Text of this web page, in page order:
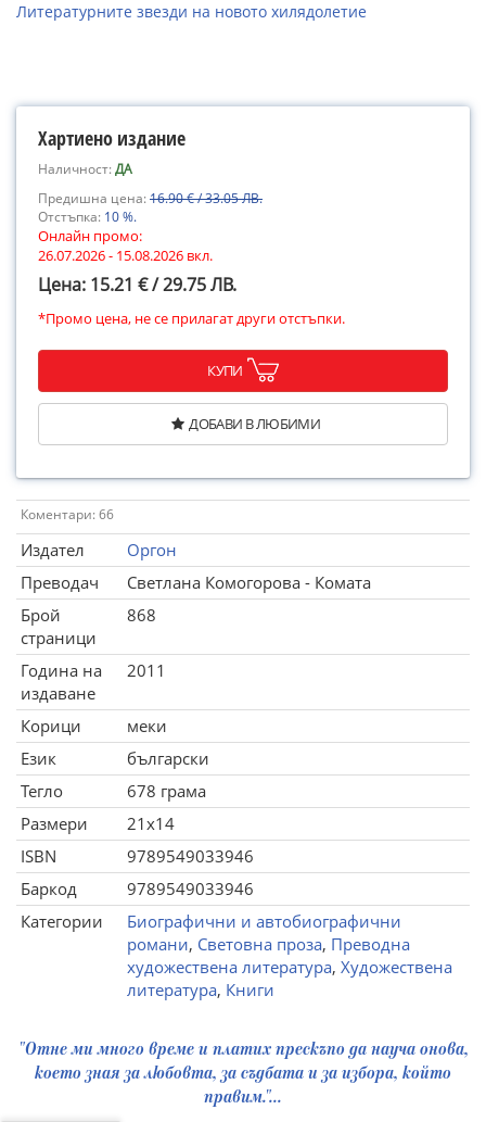
Литературните звезди на новото хилядолетие
Хартиено издание
Наличност:ДА
Предишна цена:16.90 € / 33.05 ЛВ.
Отстъпка: 10 %.
Онлайн промо:
26.07.2026 - 15.08.2026 вкл.
Цена: 15.21 € / 29.75 ЛВ.
*Промо цена, не се прилагат други отстъпки.
КУПИ
ДОБАВИ В ЛЮБИМИ
Коментари: 66
Издател
Оргон
Преводач
Светлана Комогорова - Комата
Брой
страници
868
Година на
издаване
2011
Корици
меки
Език
български
Тегло
678 грама
Размери
21x14
ISBN
9789549033946
Баркод
9789549033946
Категории
Биографични и автобиографични
романи, Световна проза, Преводна
художествена литература, Художествена
литература, Книги
"Отне ми много време и платих прескъпо да науча онова,
което зная за любовта, за съдбата и за избора, който
правим."...